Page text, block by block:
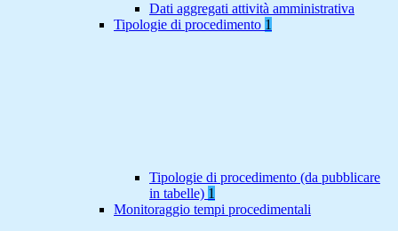
Dati aggregati attività amministrativa
Tipologie di procedimento 1
Tipologie di procedimento (da pubblicare
in tabelle) 1
Monitoraggio tempi procedimentali